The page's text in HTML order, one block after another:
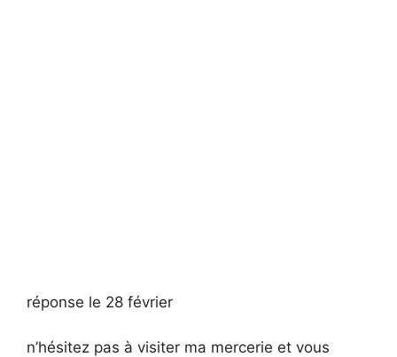
réponse le 28 février
n’hésitez pas à visiter ma mercerie et vous